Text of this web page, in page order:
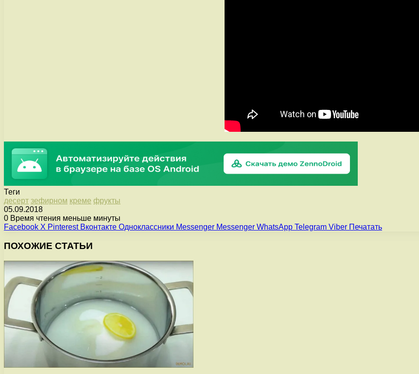
Теги
десерт зефирном креме фрукты
05.09.2018
0 Время чтения меньше минуты
Facebook X Pinterest Вконтакте Одноклассники Messenger Messenger WhatsApp Telegram Viber Печатать
ПОХОЖИЕ СТАТЬИ